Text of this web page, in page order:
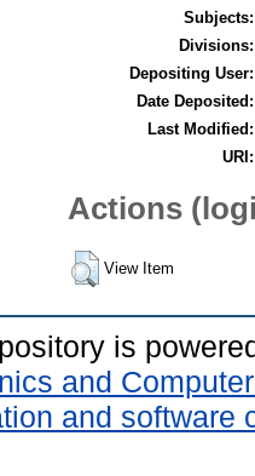
Subjects:
Divisions:
Depositing User:
Date Deposited:
Last Modified:
URI:
Actions
View Item
is
and
and software